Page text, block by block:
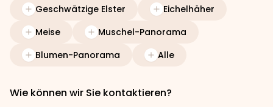
Geschwätzige Elster
Eichelhäher
Meise
Muschel-Panorama
Blumen-Panorama
Alle
Wie können wir Sie kontaktieren?